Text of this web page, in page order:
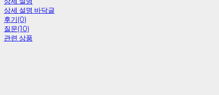
상세 설명 바닥글
후기(0)
질문(10)
관련 상품